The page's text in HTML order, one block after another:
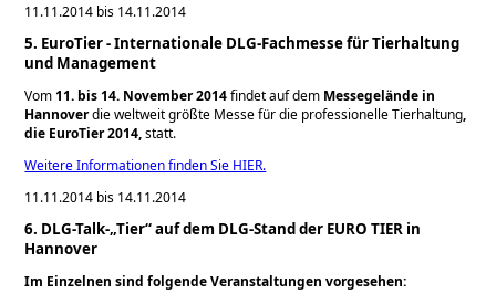
11.11.2014 bis 14.11.2014
5. EuroTier - Internationale DLG-Fachmesse für Tierhaltung
und Management
Vom11. bis 14. November 2014findet auf dem Messegelände in
Hannoverdie weltweit größte Messe für die professionelle Tierhaltung,
die EuroTier 2014,statt.
Weitere Informationen finden Sie HIER.
11.11.2014 bis 14.11.2014
6. DLG-Talk-„Tier“ auf dem DLG-Stand der EURO TIER in
Hannover
Im Einzelnen sind folgende Veranstaltungen vorgesehen: